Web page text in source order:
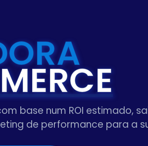
base num ROI estimado,
de performance para a